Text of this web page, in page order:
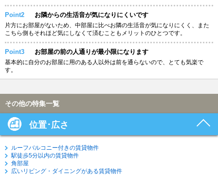
Point2 お隣からの生活音が気になりにくいです
片方にお部屋がないため、中部屋に比べお隣の生活音が気になりにくく、また
こちら側もそれほど気にしなくて済むこともメリットのひとつです。
Point3 お部屋の前の人通りが最小限になります
基本的に自分のお部屋に用のある人以外は前を通らないので、とても気楽で
す。
その他の特集一覧
位置･広さ
ルーフバルコニー付きの賃貸物件
駅徒歩5分以内の賃貸物件
角部屋
広いリビング・ダイニングがある賃貸物件